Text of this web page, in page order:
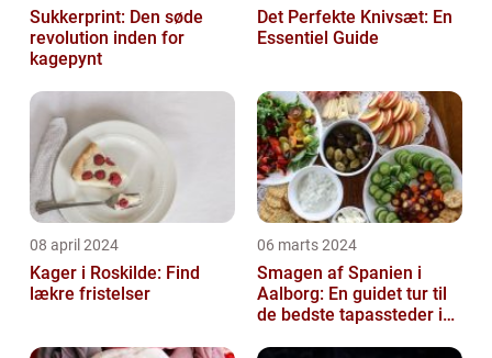
Sukkerprint: Den søde
revolution inden for
kagepynt
Det Perfekte Knivsæt: En
Essentiel Guide
08 april 2024
Kager i Roskilde: Find
lækre fristelser
06 marts 2024
Smagen af Spanien i
Aalborg: En guidet tur til
de bedste tapassteder i